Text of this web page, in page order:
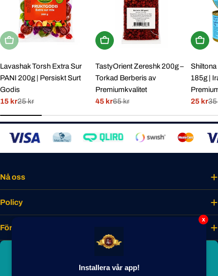
Utsåld
Lavashak Torsh Extra Sur
PANI 200g | Persiskt Surt
Godis
Rabatterat
pris
15 kr
Normal
pris
25 kr
Köp Nu
TastyOrient Zereshk 200g –
Torkad Berberis av
Premiumkvalitet
Rabatterat
pris
45 kr
Normal
pris
65 kr
Köp
Shiltona
185g |
pris
25 kr
Normal
pris
35
Nå oss
Policy
Företaget
Lås upp unika förmåner, förtur till nyheter
x
Installera vår app!